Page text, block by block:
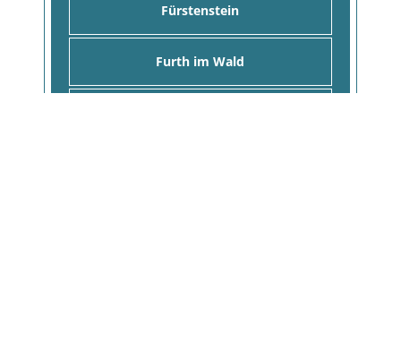
Fürstenstein
Furth im Wald